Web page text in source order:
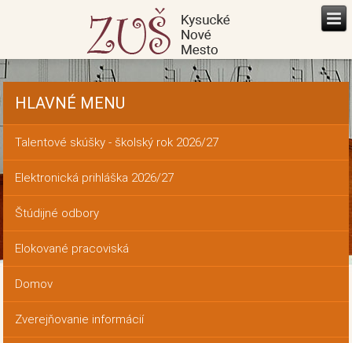
HLAVNÉ MENU
Talentové skúšky - školský rok 2026/27
Elektronická prihláška 2026/27
Štúdijné odbory
Elokované pracoviská
Domov
Zverejňovanie informácií